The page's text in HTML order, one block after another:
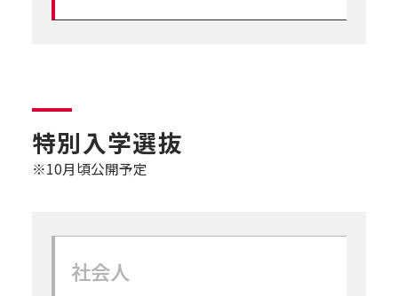
特別入学選抜
※10月頃公開予定
社会人